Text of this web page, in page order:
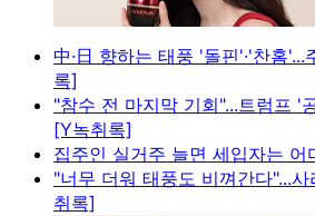
中·日 향하는 태풍 '돌핀'·'찬홈
록]
"참수 전 마지막 기회"...트럼프 '
[Y녹취록]
집주인 실거주 늘면 세입자는
"너무 더워 태풍도 비껴간다"...
취록]